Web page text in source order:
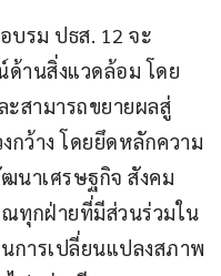
บรม ปธส. 12 จะ
านสิ่งแวดล้อม โดย
ะสามารถขยายผลสู่
กว้าง โดยยึดหลักความ
นาเศรษฐกิจ สังคม
ทุกฝ่ายที่มีส่วนร่วมใน
การเปลี่ยนแปลงสภาพ